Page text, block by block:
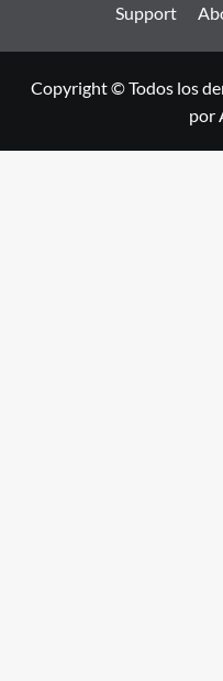
Support
Copyright © Todos los
por